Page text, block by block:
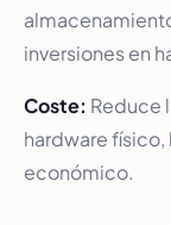
inversiones en
Coste: Reduce
hardware
económico.